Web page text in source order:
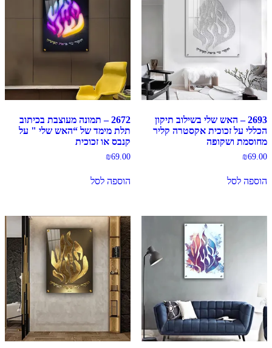
2693 – האש שלי בשילוב תיקון
הכללי על זכוכית אקסטרה קליר
מחוסמת ושקופה
₪69.00
הוספה לסל
2672 – תמונה מעוצבת בכיתוב
תלת מימד של “האש שלי " על
קנבס או זכוכית
₪69.00
הוספה לסל